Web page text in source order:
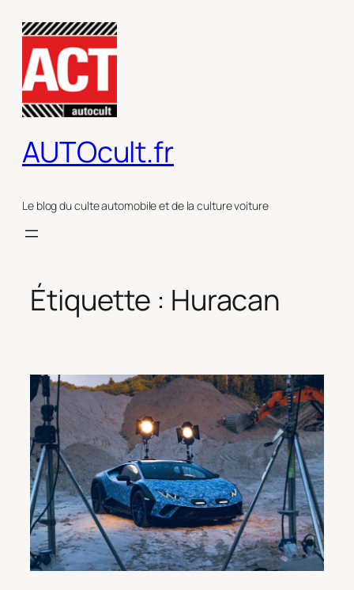
contenu
AUTOcult.fr
Le blog du culte automobile et de la culture voiture
Étiquette : Huracan